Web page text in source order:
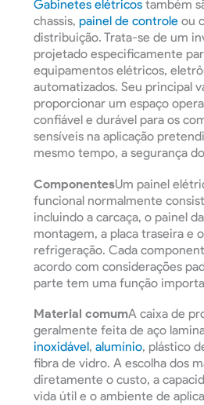
Gabinetes elétricos também
chassis,painel de controle ou
distribuição. Trata-se de um
projetado especificamente
equipamentos elétricos,
automatizados. Seu principal
proporcionar um espaço
confiável e durável para os
sensíveis na aplicação
mesmo tempo, a segurança
ComponentesUm painel
funcional normalmente
incluindo a carcaça, o painel
montagem, a placa traseira e
refrigeração. Cada
acordo com considerações
parte tem uma função
Material comumA caixa de
geralmente feita de aço
inoxidável,alumínio, plástico
fibra de vidro. A escolha dos
diretamente o custo, a
vida útil e o ambiente de